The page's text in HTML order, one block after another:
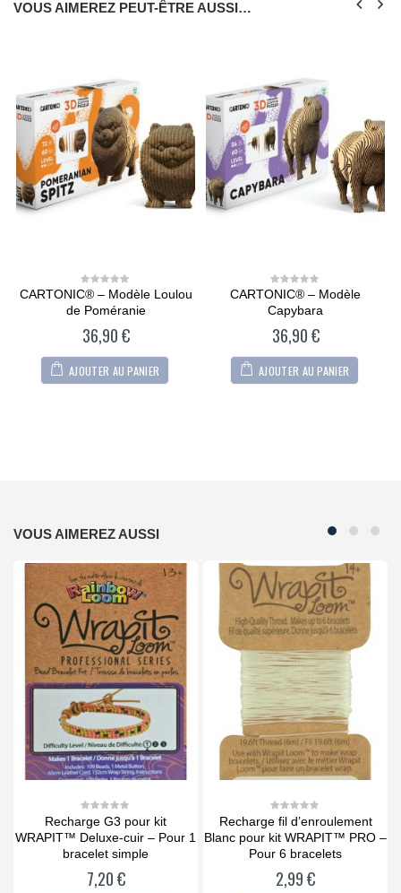
VOUS AIMEREZ PEUT-ÊTRE AUSSI…
0
out
of
CARTONIC® – Modèle Loulou
de Poméranie
36,90€
AJOUTER AU PANIER
0
out
of
CARTONIC® – Modèle
Capybara
36,90€
AJOUTER AU PANIER
VOUS AIMEREZ AUSSI
0
out
of
5
Recharge G3 pour kit
WRAPIT™ Deluxe-cuir – Pour 1
bracelet simple
7,20€
0
of
5
Recharge fil d’enroulement
Blanc pour kit WRAPIT™ PRO –
Pour 6 bracelets
2,99€